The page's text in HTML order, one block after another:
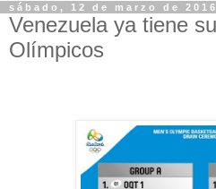
sábado, 12 de marzo de 2016
Venezuela ya tiene
Olímpicos